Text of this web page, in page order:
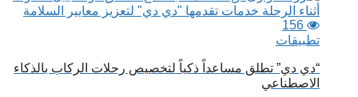
156
تطبيقات
“دي دي” تطلق مساعداً ذكياً لتخصيص رحلات الركاب بالذكاء
الاصطناعي